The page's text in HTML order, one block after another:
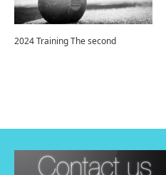
2024 Training The second